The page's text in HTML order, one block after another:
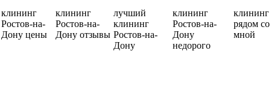
клининг
Ростов-на-
Дону цены
клининг
Ростов-на-
Дону отзывы
лучший
клининг
Ростов-на-
Дону
клининг
Ростов-на-
Дону
недорого
клининг
рядом со
мной